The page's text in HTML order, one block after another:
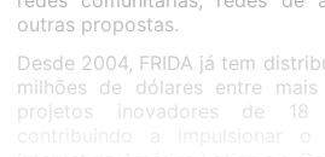
outras propostas.
Desde 2004, FRIDA já tem
milhões de dólares entre
projetos inovadores de